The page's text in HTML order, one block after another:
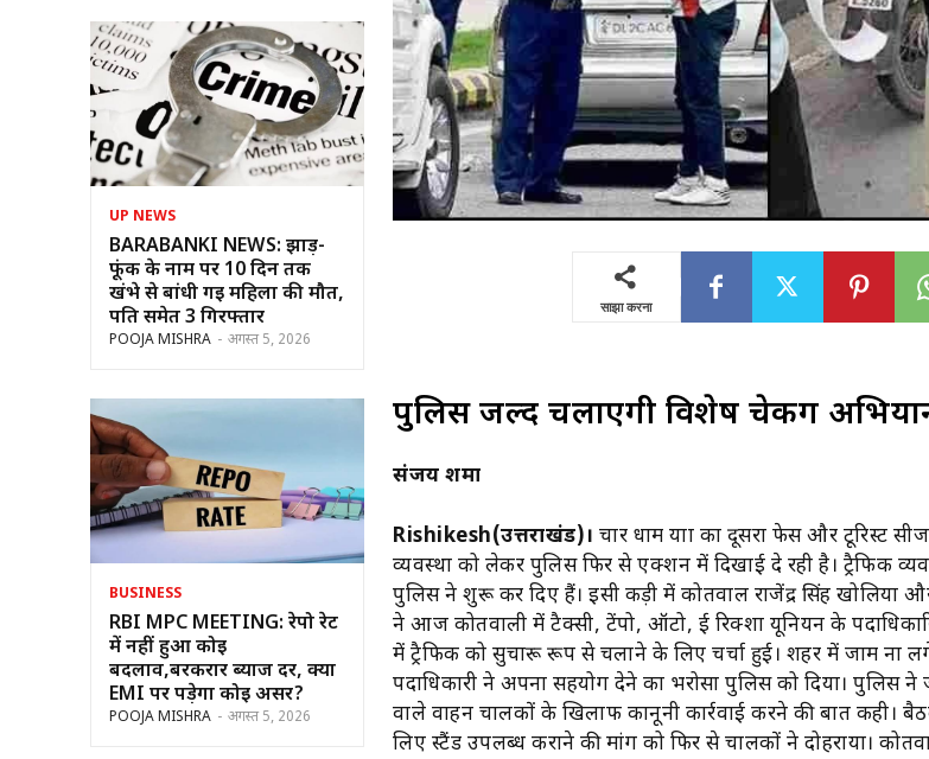
UP NEWS
BARABANKI NEWS: झाड़-
फूंक के नाम पर 10 दिन तक
खंभे से बांधी गई महिला की मौत,
पति समेत 3 गिरफ्तार
POOJA MISHRA - अगस्त 5, 2026
BUSINESS
RBI MPC MEETING: रेपो रेट
में नहीं हुआ कोई
बदलाव,बरकरार ब्याज दर, क्या
EMI पर पड़ेगा कोई असर?
POOJA MISHRA - अगस्त 5, 2026
साझा करना
पुलिस जल्द चलाएगी विशेष चेकिंग
संजय शर्मा
Rishikesh(उत्तराखंड)। चार धाम यात्रा का दूसरा फेस और टूरिस्ट
व्यवस्था को लेकर पुलिस फिर से एक्शन में दिखाई दे रही है। ट्रैफिक
पुलिस ने शुरू कर दिए हैं। इसी कड़ी में कोतवाल राजेंद्र सिंह खोलिया
ने आज कोतवाली में टैक्सी, टेंपो, ऑटो, ई रिक्शा यूनियन के
में ट्रैफिक को सुचारू रूप से चलाने के लिए चर्चा हुई। शहर में जाम ना
पदाधिकारी ने अपना सहयोग देने का भरोसा पुलिस को दिया। पुलिस
वाले वाहन चालकों के खिलाफ कानूनी कार्रवाई करने की बात कही।
लिए स्टैंड उपलब्ध कराने की मांग को फिर से चालकों ने दोहराया।